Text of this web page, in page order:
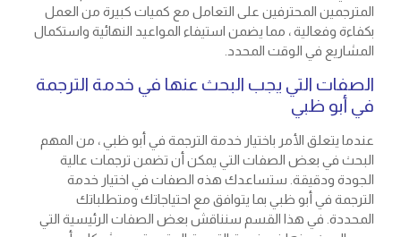
المترجمين المحترفين على التعامل مع كميات كبيرة من العمل
بكفاءة وفعالية ، مما يضمن استيفاء المواعيد النهائية واستكمال
المشاريع في الوقت المحدد.
الصفات التي يجب البحث عنها في خدمة الترجمة
في أبو ظبي
عندما يتعلق الأمر باختيار خدمة الترجمة في أبو ظبي ، من المهم
البحث في بعض الصفات التي يمكن أن تضمن ترجمات عالية
الجودة ودقيقة. ستساعدك هذه الصفات في اختيار خدمة
الترجمة في أبو ظبي بما يتوافق مع احتياجاتك ومتطلباتك
المحددة. في هذا القسم سنناقش بعض الصفات الرئيسية التي